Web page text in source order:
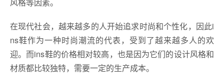
在现代社会，越来越多的人开始追求时尚和个性化，因此i
ns鞋作为一种时尚潮流的代表，受到了越来越多人的欢
迎。而ins鞋的价格相对较高，也是因为它们的设计风格和
材质都比较独特，需要一定的生产成本。